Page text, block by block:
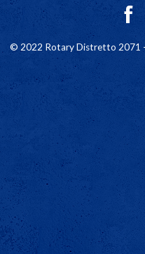
© 2022 Rotary Distretto 2071